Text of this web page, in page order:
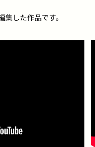
した作品です。